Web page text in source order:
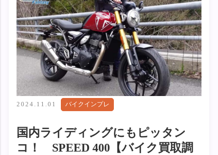
2024.11.01 バイクインプレ
国内ライディングにもピッタン
コ！ SPEED 400【バイク買取調